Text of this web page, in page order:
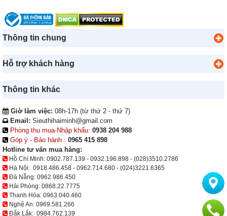
Thông tin chung
Hỗ trợ khách hàng
Thông tin khác
Giờ làm việc: 08h-17h (từ thứ 2 - thứ 7)
Email: Sieuthihaiminh@gmail.com
Phòng thu mua-Nhập khẩu: 0938 204 988
Góp ý - Bảo hành : 0965 415 898
Hotline tư vấn mua hàng:
Hồ Chí Minh: 0902.787.139 - 0932.196.898 - (028)3510.2786
Hà Nội: 0918.486.458 - 0962.714.680 - (024)3221.6365
Đà Nẵng: 0962.986.450
Hải Phòng: 0868.22.7775
Thanh Hóa: 0963.040.460
Nghệ An: 0969.581.266
Đắk Lắk: 0984.762.139